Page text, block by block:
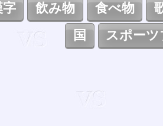
字 飲み物 食べ物
国
スポーツ